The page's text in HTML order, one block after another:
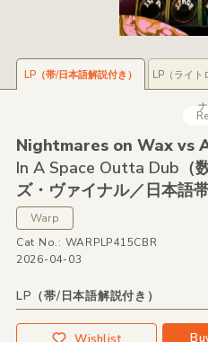
LP（帯/日本語解説付き） LP（ライト
ナ
Nightmares on Wax vs
In A Space Outta Dub（
ズ・ヴァイナル／日本語
Warp
Cat No.: WARPLP415CBR
2026-04-03
LP（帯/日本語解説付き）